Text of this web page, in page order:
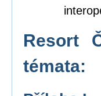
Resort
témata: